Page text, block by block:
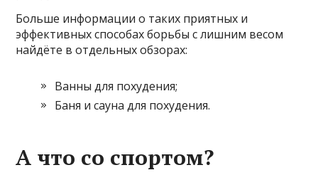
Больше информации о таких приятных и
эффективных способах борьбы с лишним весом
найдёте в отдельных обзорах:
Ванны для похудения;
Баня и сауна для похудения.
А что со спортом?